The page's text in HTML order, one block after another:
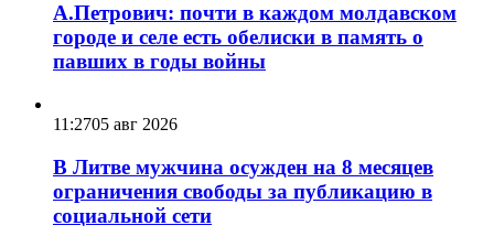
А.Петрович: почти в каждом молдавском
городе и селе есть обелиски в память о
павших в годы войны
11:2705 авг 2026
В Литве мужчина осужден на 8 месяцев
ограничения свободы за публикацию в
социальной сети